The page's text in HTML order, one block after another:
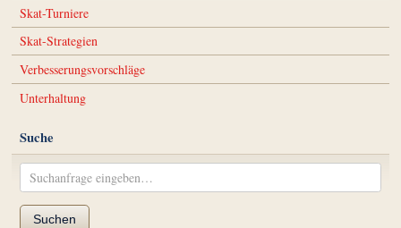
Skat-Turniere
Skat-Strategien
Verbesserungsvorschläge
Unterhaltung
Suche
Suchen